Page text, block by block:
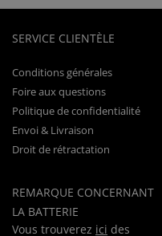
SERVICE CLIENTÈLE
Conditions générales
Foire aux questions
Politique de confidentialité
Envoi & Livraison
Droit de rétractation
REMARQUE CONCERNANT
LA BATTERIE
Vous trouverez ici des